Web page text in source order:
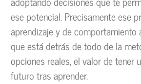
ese potencial. Precisamente ese
aprendizaje y de
que está detrás de todo de la
opciones reales, el valor de tener
futuro tras aprender.